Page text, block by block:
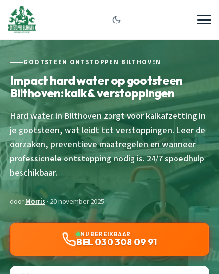
GOOTSTEEN ONTSTOPPEN BILTHOVEN
Impact hard water op gootsteen
Bilthoven: kalk & verstoppingen
Hard water in Bilthoven zorgt voor kalkafzetting in
je gootsteen, wat leidt tot verstoppingen. Leer de
oorzaken, preventieve maatregelen en wanneer
professionele ontstopping nodig is. 24/7 spoedhulp
beschikbaar.
doorMorris· 20 november 2025
NU BEREIKBAAR
BEL 030 308 09 91